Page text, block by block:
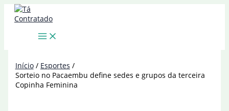
para
Início
Esportes
Sorteio no Pacaembu define sedes e grupos da terceira
Copinha Feminina